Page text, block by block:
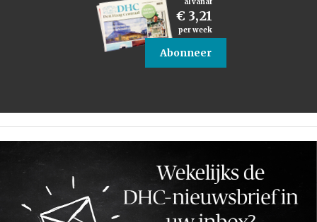
al vanaf
€ 3,21
per week
Abonneer